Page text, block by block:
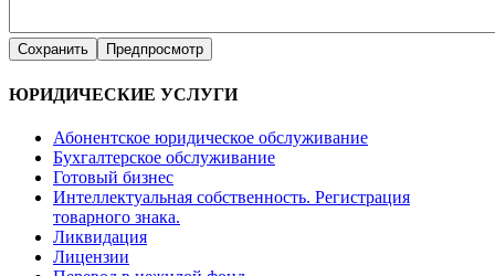
ЮРИДИЧЕСКИЕ УСЛУГИ
Абонентское юридическое обслуживание
Бухгалтерское обслуживание
Готовый бизнес
Интеллектуальная собственность. Регистрация
товарного знака.
Ликвидация
Лицензии